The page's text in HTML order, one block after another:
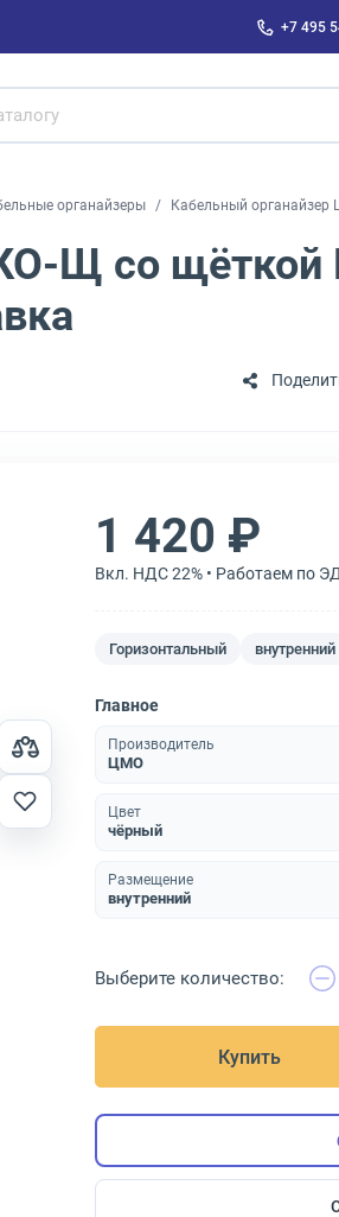
+7 495
органайзеры Кабельный
Щ со щёткой
1 420 ₽
Вкл. НДС 22% • Работаем по
Горизонтальный внутренний
Главное
Производитель
ЦМО
Цвет
чёрный
Размещение
внутренний
Выберите количество:
Купить